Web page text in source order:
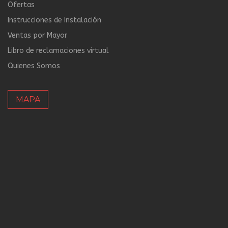
Ofertas
Instrucciones de Instalación
Ventas por Mayor
Libro de reclamaciones virtual
Quienes Somos
MAPA